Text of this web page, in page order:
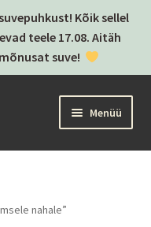
Kõik sellel
teele 17.08. Aitäh
suve!
Menüü
nahale”